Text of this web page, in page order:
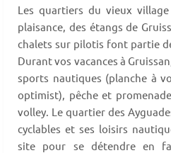
Les quartiers du vieux
plaisance, des étangs de
chalets sur pilotis font partie
Durant vos vacances à
sports nautiques (planche à
optimist), pêche et
volley. Le quartier des
cyclables et ses loisirs
site pour se détendre en